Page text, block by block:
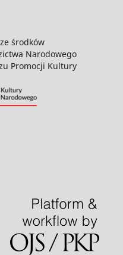
środków
Narodowego
Promocji Kultury